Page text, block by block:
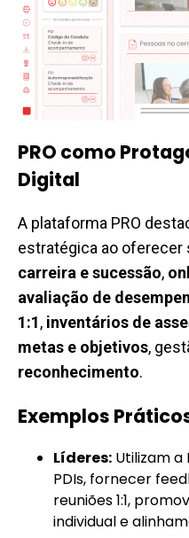
PRO como
Digital
A plataforma PRO
estratégica ao oferecer
carreira e sucessão,
avaliação de
1:1, inventários de
metas e objetivos,
reconhecimento.
Exemplos
Líderes: Utilizam
PDIs, fornecer
reuniões 1:1,
individual e